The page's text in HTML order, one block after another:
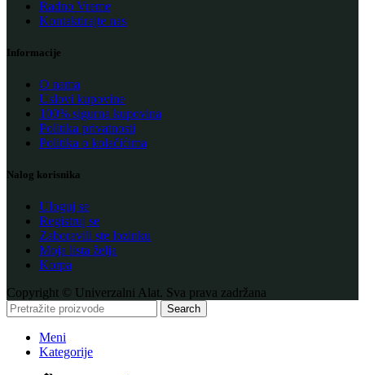
Radno Vreme
Kontaktirajte nas
Informacije
O nama
Uslovi kupovine
100% sigurna kupovina
Politika privatnosti
Politika o kolačićima
Nalog korisnika
Uloguj se
Registruj se
Zaboravili ste lozinku
Moja lista želja
Korpa
Copyright © Univerzalni Alat. Sva prava zadržana
Search
Meni
Kategorije